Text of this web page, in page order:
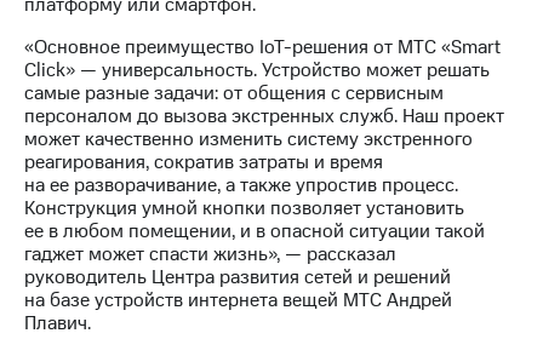
Информация
Документы
ПАО
"МТС"
Собрания
акционеров
Личный
кабинет
акционера
Акционерный
капитал
Контроль
и
«Основное преимущество IoT-решения от МТС «Smart
Click» — универсальность. Устройство может решать
самые разные задачи: от общения с сервисным
персоналом до вызова экстренных служб. Наш проект
может качественно изменить систему экстренного
реагирования, сократив затраты и время
на ее разворачивание, а также упростив процесс.
Конструкция умной кнопки позволяет установить
ее в любом помещении, и в опасной ситуации такой
гаджет может спасти жизнь», — рассказал
руководитель Центра развития сетей и решений
на базе устройств интернета вещей МТС Андрей
Плавич.